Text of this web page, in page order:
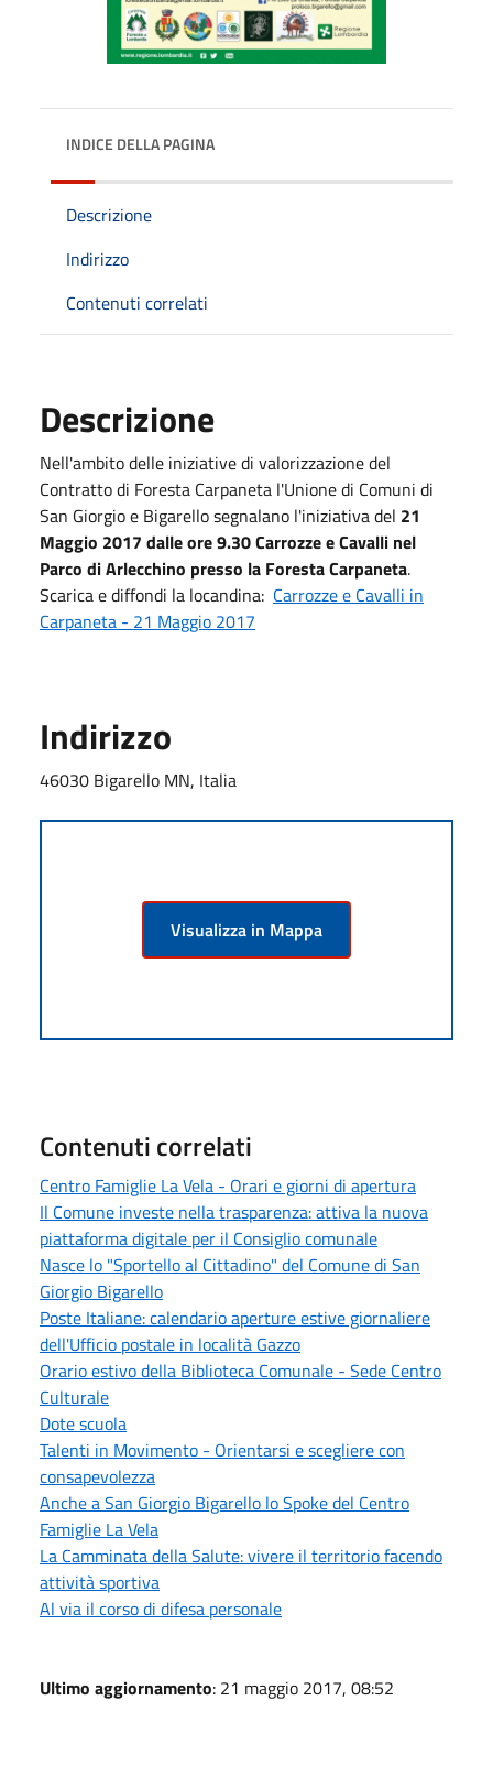
INDICE DELLA PAGINA
Descrizione
Indirizzo
Contenuti correlati
Descrizione
Nell'ambito delle iniziative di valorizzazione del
Contratto di Foresta Carpaneta l'Unione di Comuni di
San Giorgio e Bigarello segnalano l'iniziativa del 21
Maggio 2017 dalle ore 9.30 Carrozze e Cavalli nel
Parco di Arlecchino presso la Foresta Carpaneta.
Scarica e diffondi la locandina: Carrozze e Cavalli in
Carpaneta - 21 Maggio 2017
Indirizzo
46030 Bigarello MN, Italia
Visualizza in Mappa
Contenuti correlati
Centro Famiglie La Vela - Orari e giorni di apertura
Il Comune investe nella trasparenza: attiva la nuova
piattaforma digitale per il Consiglio comunale
Nasce lo "Sportello al Cittadino" del Comune di San
Giorgio Bigarello
Poste Italiane: calendario aperture estive giornaliere
dell'Ufficio postale in località Gazzo
Orario estivo della Biblioteca Comunale - Sede Centro
Culturale
Dote scuola
Talenti in Movimento - Orientarsi e scegliere con
consapevolezza
Anche a San Giorgio Bigarello lo Spoke del Centro
Famiglie La Vela
La Camminata della Salute: vivere il territorio facendo
attività sportiva
Al via il corso di difesa personale
Ultimo aggiornamento: 21 maggio 2017, 08:52